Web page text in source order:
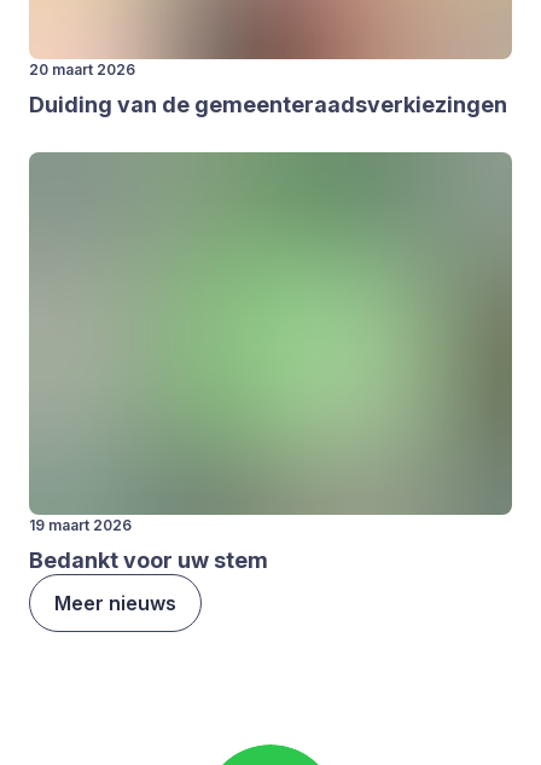
20 maart 2026
Dui­ding van de gemeen­te­raads­ver­kie­zin­gen
19 maart 2026
Bedankt voor uw stem
Meer nieuws